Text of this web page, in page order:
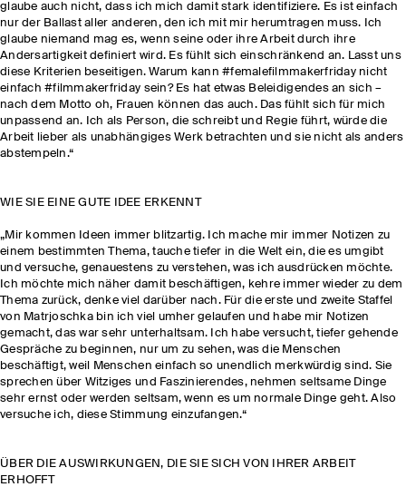
glaube auch nicht, dass ich mich damit stark identifiziere. Es ist einfach
nur der Ballast aller anderen, den ich mit mir herumtragen muss. Ich
glaube niemand mag es, wenn seine oder ihre Arbeit durch ihre
Andersartigkeit definiert wird. Es fühlt sich einschränkend an. Lasst uns
diese Kriterien beseitigen. Warum kann #femalefilmmakerfriday nicht
einfach #filmmakerfriday sein? Es hat etwas Beleidigendes an sich –
nach dem Motto oh, Frauen können das auch. Das fühlt sich für mich
unpassend an. Ich als Person, die schreibt und Regie führt, würde die
Arbeit lieber als unabhängiges Werk betrachten und sie nicht als anders
abstempeln.“
WIE SIE EINE GUTE IDEE ERKENNT
„Mir kommen Ideen immer blitzartig. Ich mache mir immer Notizen zu
einem bestimmten Thema, tauche tiefer in die Welt ein, die es umgibt
und versuche, genauestens zu verstehen, was ich ausdrücken möchte.
Ich möchte mich näher damit beschäftigen, kehre immer wieder zu dem
Thema zurück, denke viel darüber nach. Für die erste und zweite Staffel
von Matrjoschka bin ich viel umher gelaufen und habe mir Notizen
gemacht, das war sehr unterhaltsam. Ich habe versucht, tiefer gehende
Gespräche zu beginnen, nur um zu sehen, was die Menschen
beschäftigt, weil Menschen einfach so unendlich merkwürdig sind. Sie
sprechen über Witziges und Faszinierendes, nehmen seltsame Dinge
sehr ernst oder werden seltsam, wenn es um normale Dinge geht. Also
versuche ich, diese Stimmung einzufangen.“
ÜBER DIE AUSWIRKUNGEN, DIE SIE SICH VON IHRER ARBEIT
ERHOFFT